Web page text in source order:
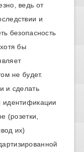
ведь от
и
безопасность
бы
не будет.
и сделать
идентификации
(розетки,
их)